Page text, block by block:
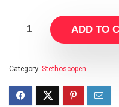
ADD TO
Category: Stethoscopen